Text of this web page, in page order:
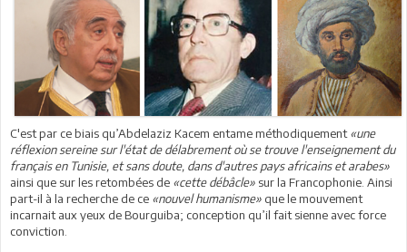
C'est par ce biais qu’Abdelaziz Kacem entame méthodiquement«une
réflexion sereine sur l'état de délabrement où se trouve l'enseignement du
français en Tunisie, et sans doute, dans d'autres pays africains et arabes»
ainsi que sur les retombées de «cette débâcle» sur la Francophonie. Ainsi
part-il à la recherche de ce «nouvel humanisme» que le mouvement
incarnait aux yeux de Bourguiba; conception qu’il fait sienne avec force
conviction.